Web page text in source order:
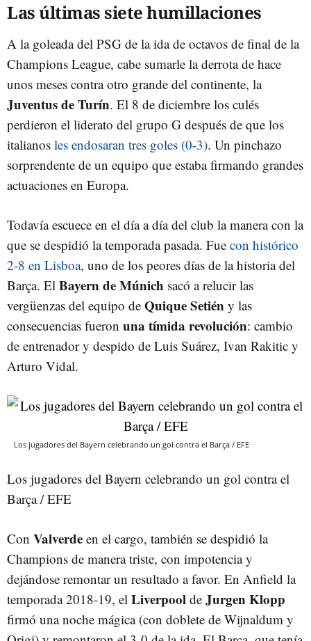
Las últimas siete humillaciones
A la goleada del PSG de la ida de octavos de final de la
Champions League, cabe sumarle la derrota de hace
unos meses contra otro grande del continente, la
Juventus de Turín. El 8 de diciembre los culés
perdieron el liderato del grupo G después de que los
italianos les endosaran tres goles (0-3). Un pinchazo
sorprendente de un equipo que estaba firmando grandes
actuaciones en Europa.
Todavía escuece en el día a día del club la manera con la
que se despidió la temporada pasada. Fue con histórico
2-8 en Lisboa, uno de los peores días de la historia del
Barça. El Bayern de Múnich sacó a relucir las
vergüenzas del equipo de Quique Setién y las
consecuencias fueron una tímida revolución: cambio
de entrenador y despido de Luis Suárez, Ivan Rakitic y
Arturo Vidal.
Los jugadores del Bayern celebrando un gol contra el Barça / EFE
Los jugadores del Bayern celebrando un gol contra el
Barça / EFE
Con Valverde en el cargo, también se despidió la
Champions de manera triste, con impotencia y
dejándose remontar un resultado a favor. En Anfield la
temporada 2018-19, el Liverpool de Jurgen Klopp
firmó una noche mágica (con doblete de Wijnaldum y